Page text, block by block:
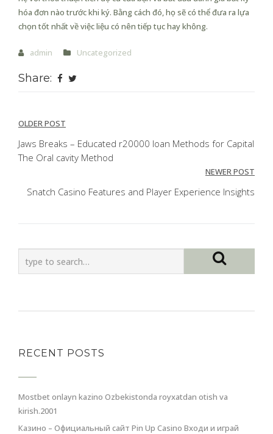
hóa đơn nào trước khi ký. Bằng cách đó, họ sẽ có thể đưa ra lựa
chọn tốt nhất về việc liệu có nên tiếp tục hay không.
admin Uncategorized
Share:
Post
navigation
OLDER POST
Jaws Breaks – Educated r20000 loan Methods for Capital
The Oral cavity Method
NEWER POST
Snatch Casino Features and Player Experience Insights
RECENT POSTS
Mostbet onlayn kazino Ozbekistonda royxatdan otish va
kirish.2001
Казино – Официальный сайт Pin Up Casino Входи и играй